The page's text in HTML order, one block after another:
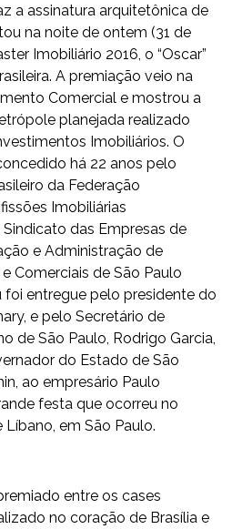
a assinatura arquitetônica de
na noite de ontem (31 de
Imobiliário 2016, o “Oscar”
A premiação veio na
Comercial e mostrou a
planejada realizado
Imobiliários. O
há 22 anos pelo
da Federação
Imobiliárias
das Empresas de
e Administração de
Comerciais de São Paulo
foi entregue pelo presidente do
e pelo Secretário de
de São Paulo, Rodrigo Garcia,
do Estado de São
ao empresário Paulo
festa que ocorreu no
em São Paulo.
entre os cases
no coração de Brasília e